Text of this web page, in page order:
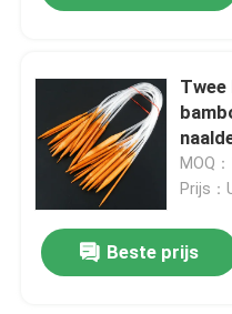
MOQ
Prijs：
Beste prijs